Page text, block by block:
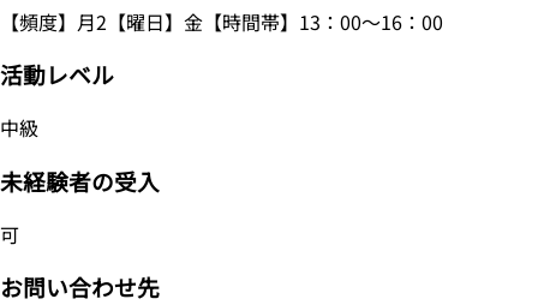
【頻度】月2【曜日】金【時間帯】13：00～16：00
活動レベル
中級
未経験者の受入
可
お問い合わせ先